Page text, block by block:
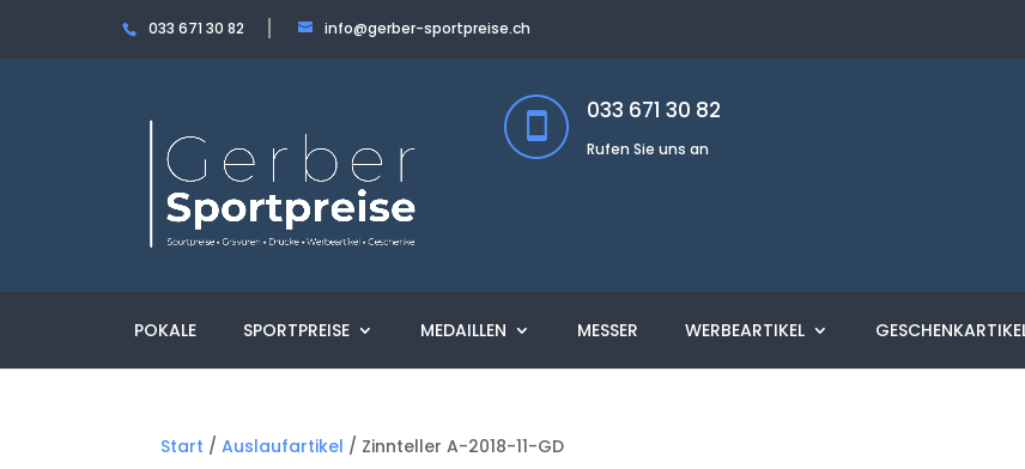
033 671 30 82 info@gerber-sportpreise.ch
033 671 30 82
Rufen Sie uns an
POKALE SPORTPREISE MEDAILLEN MESSER WERBEARTIKEL
Start /Auslaufartikel / Zinnteller A-2018-11-GD